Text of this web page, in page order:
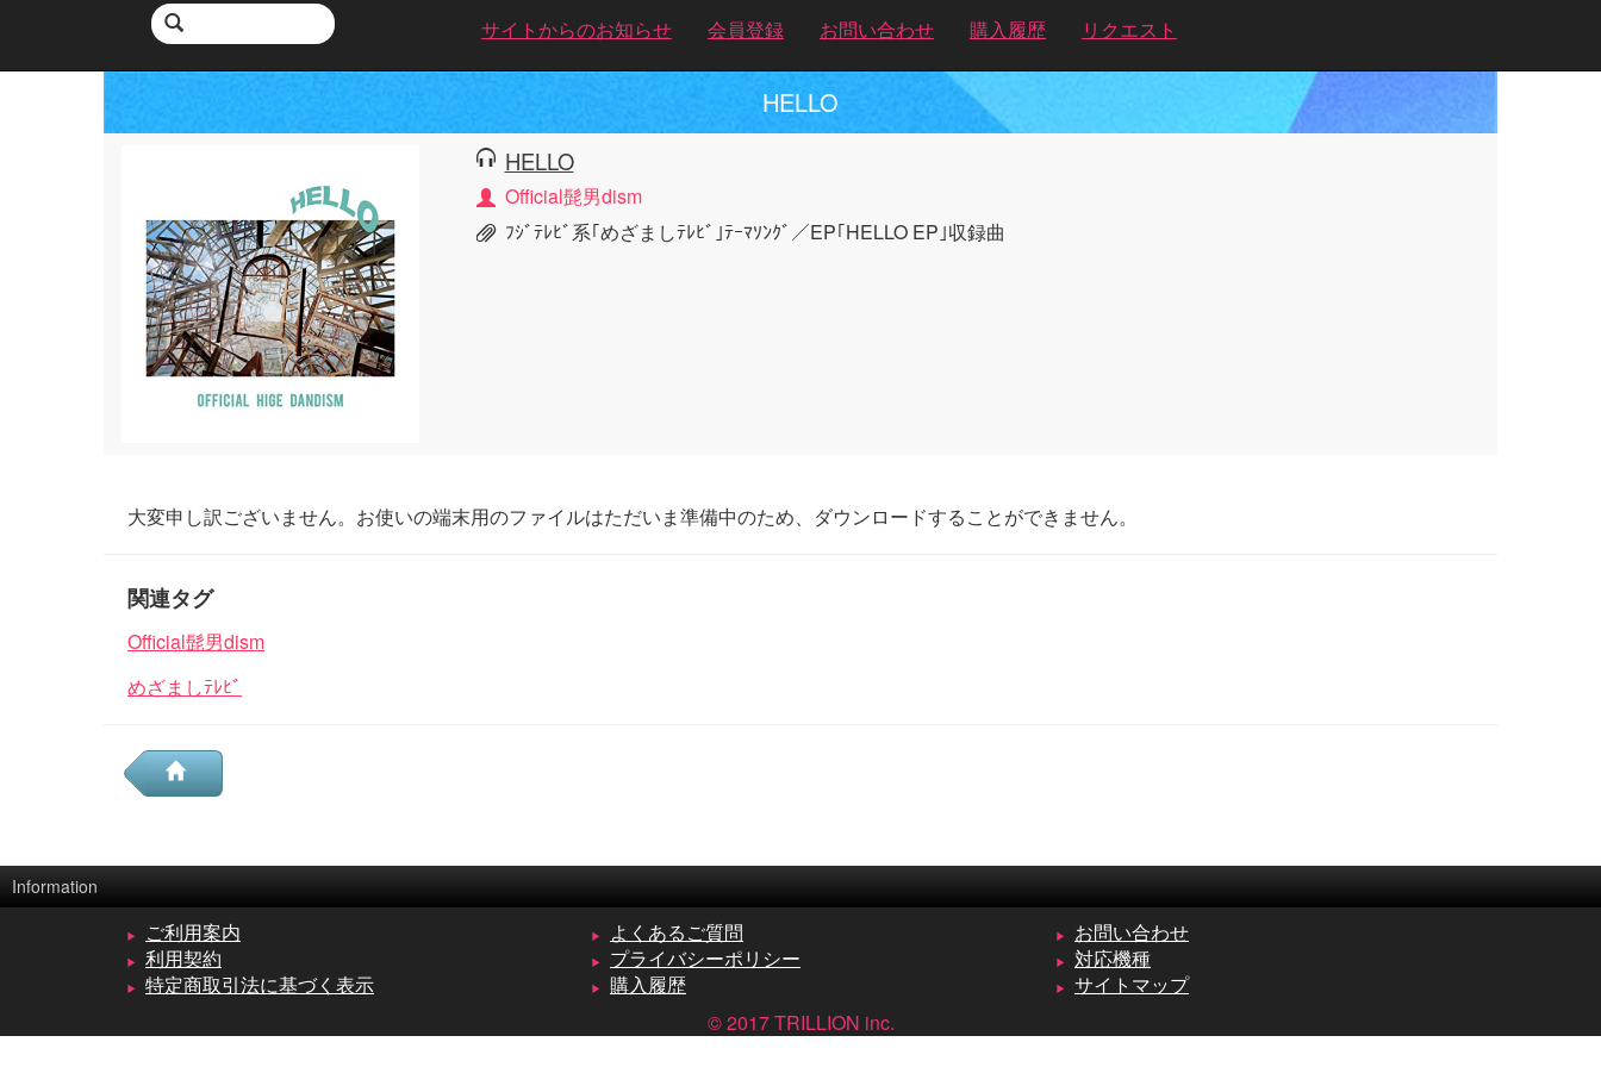
サイトからのお知らせ 会員登録 お問い合わせ 購入履歴 リクエスト
HELLO
HELLO
Official髭男dism
ﾌｼﾞﾃﾚﾋﾞ系｢めざましﾃﾚﾋﾞ｣ﾃｰﾏｿﾝｸﾞ／EP｢HELLO EP｣収録曲
大変申し訳ございません。お使いの端末用のファイルはただいま準備中のため、ダウンロードすることができません。
関連タグ
Official髭男dism
めざましﾃﾚﾋﾞ
Information
ご利用案内 よくあるご質問
お問い合わせ
利用契約
プライバシーポリシー
対応機種
特定商取引法に基づく表示
購入履歴
サイトマップ
© 2017 TRILLION inc.